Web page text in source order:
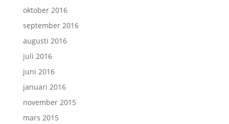
oktober 2016
september 2016
augusti 2016
juli 2016
juni 2016
januari 2016
november 2015
mars 2015